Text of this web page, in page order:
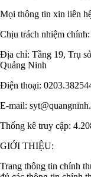
Mọi thông tin xin liên
Chịu trách nhiệm chính:
Địa chỉ: Tầng 19, Trụ
Quảng Ninh
Điện thoại:
E-mail:
Thống kê truy cập:
GIỚI THIỆU:
Trang thông tin chính